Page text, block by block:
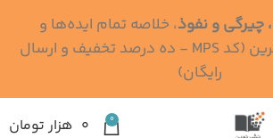
0 ۰ هزار تومان
چیرگی و نفوذ، خلاصه تمام ایده‌ها و
کتاب‌های رابرت گرین (کد MPS - ده درصد تخفیف و ارسال
رایگان)